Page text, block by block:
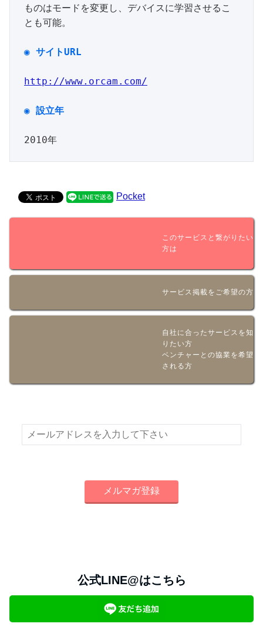
ものはモードを変更し、デバイスに学習させるこ
とも可能。
◉ サイトURL
http://www.orcam.com/
◉ 設立年
Pocket
このサービスと繋がりたい
方は
サービス掲載をご希望の方
自社に合ったサービスを知
りたい方
ベンチャーとの協業を希望
される方
公式LINE@はこちら